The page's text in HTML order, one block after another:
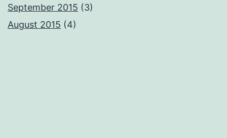
September 2015 (3)
August 2015 (4)